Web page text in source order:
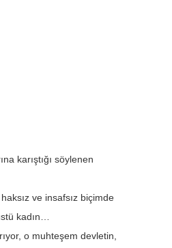
karıştığı söylenen
ve insafsız biçimde
kadın…
o muhteşem devletin,